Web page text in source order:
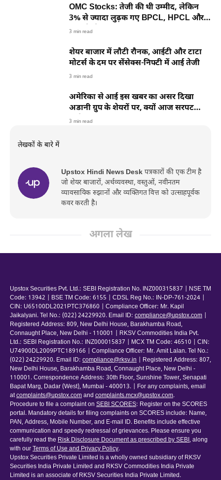
OMC Stocks: तेजी की थी उम्मीद, लेकिन
3% से ज्यादा लुढ़क गए BPCL, HPCL और
IOC के शेयर, समझिए वजह
3 min read
शेयर बाजार में लौटी रौनक, आईटी और टाटा
मोटर्स के दम पर सेंसेक्स-निफ्टी में आई तेजी
3 min read
अमेरिका से आई इस खबर का असर दिखा
अडानी ग्रुप के शेयरों पर, क्यों आज सरपट
भागे?
3 min read
लेखकों के बारे में
Upstox Hindi News Desk पत्रकारों की एक टीम है
जो शेयर बाजारों, अर्थव्यवस्था, वस्तुओं, नवीनतम
व्यावसायिक रुझानों और व्यक्तिगत वित्त को उत्साहपूर्वक
कवर करती है।
अगला लेख
Upstox Securities Pvt. Ltd.: SEBI Registration No. INZ000315837 | NSE TM
Code: 13942 | BSE TM Code: 6155 | CDSL Reg No.: IN-DP-761-2024 |
CIN: U65100DL2021PTC376860 | Compliance Officer: Mr. Kapil
Jaikalyani. Tel No.: (022) 24229920. Email ID: compliance@upstox.com
Registered Address: 809, New Delhi House, Barakhamba Road,
Connaught Place, New Delhi - 110001 | RKSV Commodities India Pvt.
Ltd.: SEBI Registration No.: INZ000015837 | MCX TM Code: 46510 | CIN:
U74900DL2009PTC189166 | Compliance Officer: Mr. Amit Lalan. Tel No.:
(022) 24229920. Email ID: compliance@rksv.in
| Registered Address: 807,
New Delhi House, Barakhamba Road, Connaught Place, New Delhi -
110001. Correspondence Address: 30th Floor, Sunshine Tower, Senapati
Bapat Marg, Dadar (West), Mumbai - 400013. | For any complaints, email
atcomplaints@upstox.comand complaints.mcx@upstox.com.
Procedure to file a complaint on SEBI SCORES: Register on the SCORES
portal. Mandatory details for filing complaints on SCORES include: Name,
PAN, Address, Mobile Number, and E-mail ID. Benefits include effective
communication and speedy redressal of grievances. Please ensure you
carefully read the Risk Disclosure Document as prescribed by SEBI, along
with ourTerms of Use and Privacy Policy.
Upstox Securities Private Limited is a wholly owned subsidiary of RKSV
Securities India Private Limited and RKSV Commodities India Private
Limited is an associate of RKSV Securities India Private Limited.